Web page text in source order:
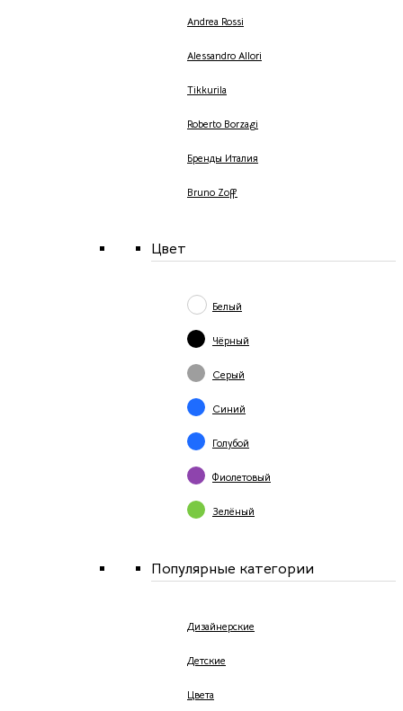
Andrea Rossi
Alessandro Allori
Tikkurila
Roberto Borzagi
Бренды Италия
Bruno Zoff
Цвет
Белый
Чёрный
Серый
Синий
Голубой
Фиолетовый
Зелёный
Популярные категории
Дизайнерские
Детские
Цвета